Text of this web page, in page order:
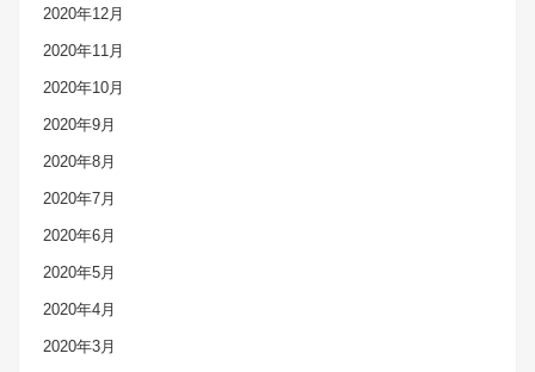
2020年12月
2020年11月
2020年10月
2020年9月
2020年8月
2020年7月
2020年6月
2020年5月
2020年4月
2020年3月